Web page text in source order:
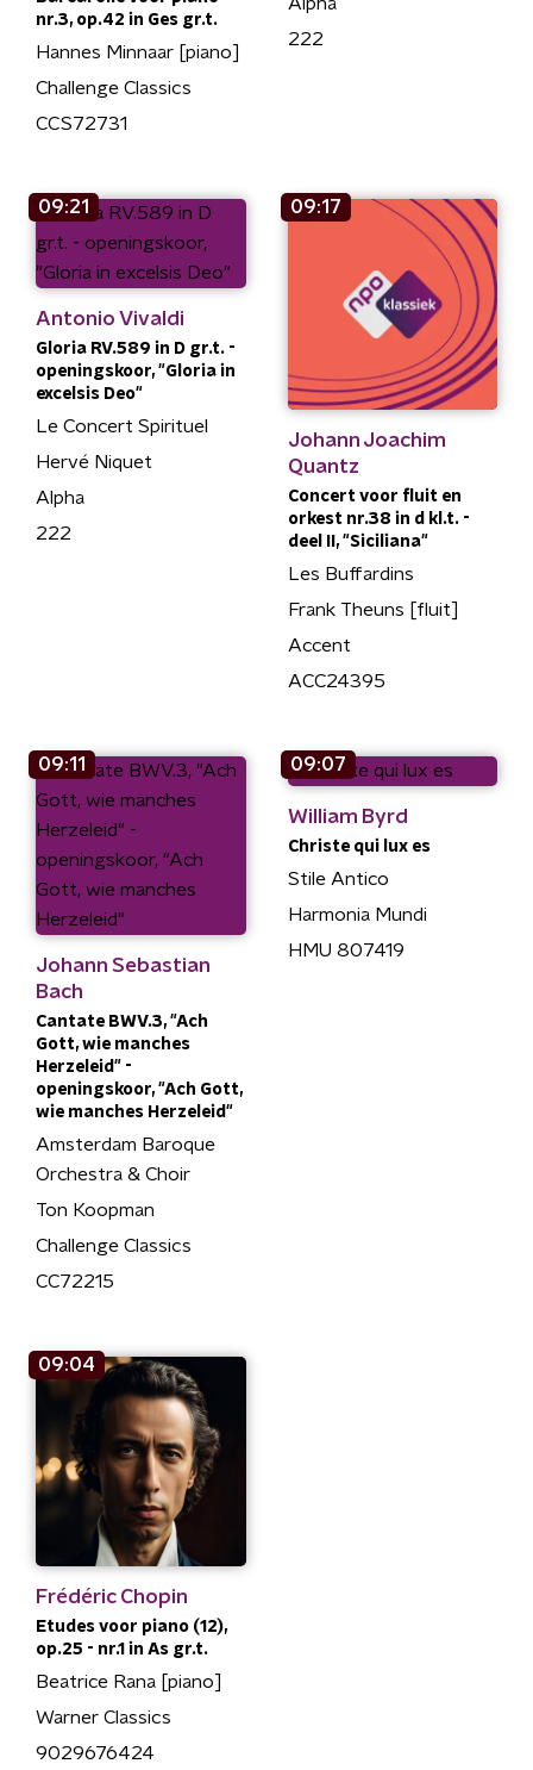
nr.3, op.42 in Ges gr.t.
Hannes Minnaar [piano]
Challenge Classics
CCS72731
222
09:21
Antonio Vivaldi
Gloria RV.589 in D gr.t. -
openingskoor, "Gloria in
excelsis Deo"
Le Concert Spirituel
Hervé Niquet
Alpha
222
09:17
Johann Joachim
Quantz
Concert voor fluit en
orkest nr.38 in d kl.t. -
deel II, "Siciliana"
Les Buffardins
Frank Theuns [fluit]
Accent
ACC24395
09:11
Johann Sebastian
Bach
Cantate BWV.3, "Ach
Gott, wie manches
Herzeleid" -
openingskoor, "Ach Gott,
wie manches Herzeleid"
Amsterdam Baroque
Orchestra & Choir
Ton Koopman
Challenge Classics
CC72215
09:07
William Byrd
Christe qui lux es
Stile Antico
Harmonia Mundi
HMU 807419
09:04
Frédéric Chopin
Etudes voor piano (12),
op.25 - nr.1 in As gr.t.
Beatrice Rana [piano]
Warner Classics
9029676424